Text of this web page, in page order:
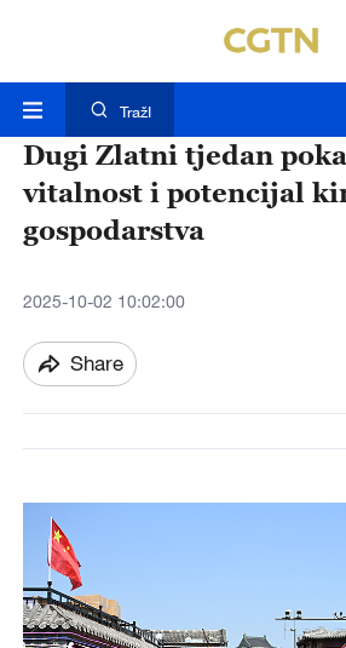
TražI
Dugi Zlatni tjedan
vitalnost i potencijal
gospodarstva
2025-10-02 10:02:00
Share